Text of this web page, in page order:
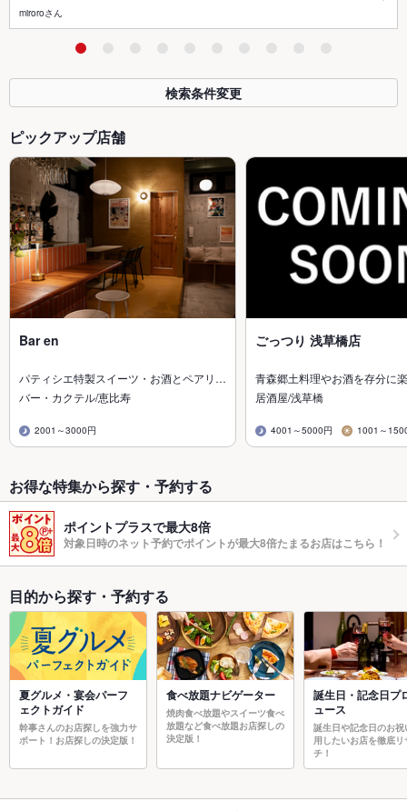
miroroさん
検索条件変更
ピックアップ店舗
Bar en
パティシエ特製スイーツ・お酒とペアリ…
バー・カクテル/恵比寿
2001～3000円
ごっつり 浅草橋店
青森郷土料理やお酒を存分に
居酒屋/浅草橋
4001～5000円 1001～
お得な特集から探す・予約する
ポイントプラスで最大8倍
対象日時のネット予約でポイントが最大8倍たまるお店はこちら！
目的から探す・予約する
夏グルメ・宴会パーフ
ェクトガイド
幹事さんのお店探しを強力サ
ポート！お店探しの決定版！
食べ放題ナビゲーター
焼肉食べ放題やスイーツ食べ
放題など食べ放題お店探しの
決定版！
誕生日・記念日プ
ュース
誕生日や記念日のお祝
用したいお店を徹底リ
チ！